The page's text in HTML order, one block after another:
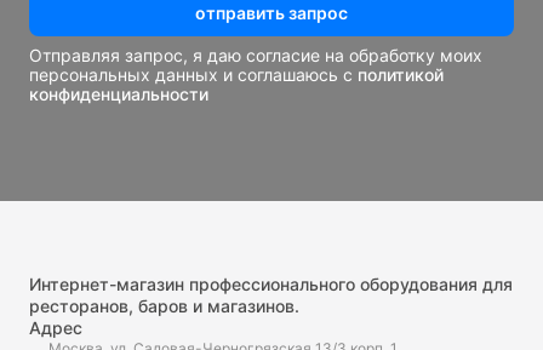
отправить запрос
Отправляя запрос, я даю согласие на обработку моих
персональных данных и соглашаюсь с политикой
конфиденциальности
Интернет-магазин профессионального оборудования для
ресторанов, баров и магазинов.
Адрес